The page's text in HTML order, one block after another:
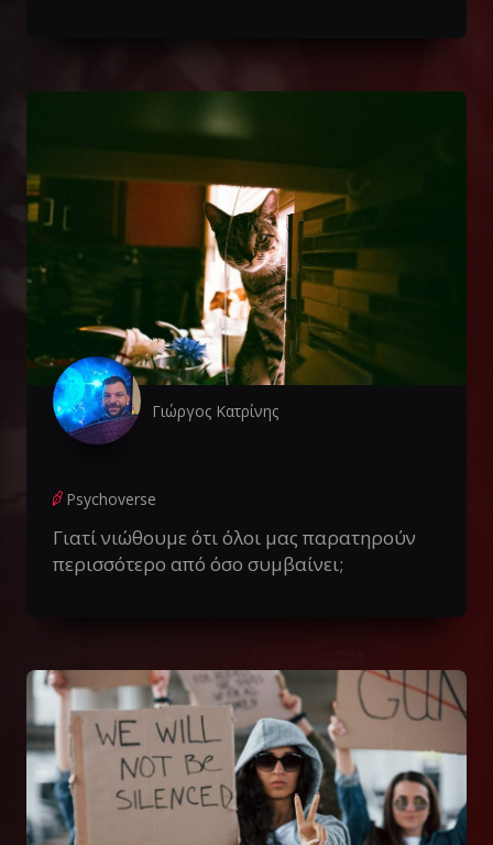
Γιώργος Κατρίνης
Psychoverse
Γιατί νιώθουμε ότι όλοι μας παρατηρούν
περισσότερο από όσο συμβαίνει;